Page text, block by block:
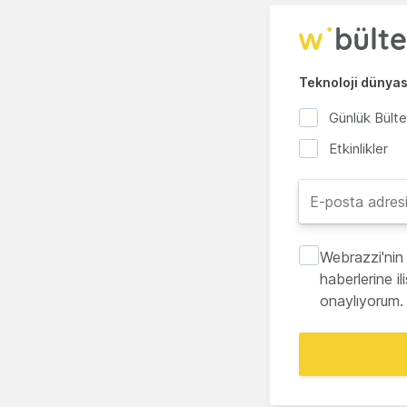
Teknoloji
Günlük
Etkinlikler
haberlerine
onaylıyorum.